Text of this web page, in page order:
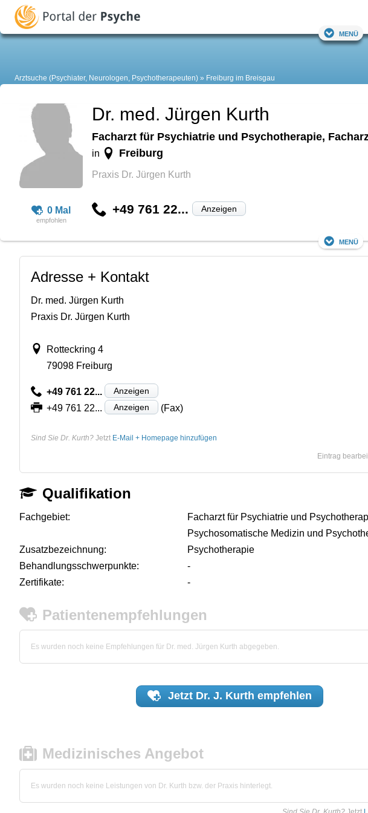
Menü
Arztsuche (Psychiater, Neurologen, Psychotherapeuten) Freiburg im Breisgau
0 Mal
Dr. med. Jürgen Kurth
Facharzt für Psychiatrie und Psychotherapie,
in Freiburg
Praxis Dr. Jürgen Kurth
+49 761 22... Anzeigen
Menü
Adresse + Kontakt
Dr. med. Jürgen Kurth
Praxis Dr. Jürgen Kurth
Rotteckring 4
79098 Freiburg
+49 761 22... Anzeigen
+49 761 22... Anzeigen (Fax)
Sind Sie Dr. Kurth? Jetzt E-Mail + Homepage hinzufügen
Eintrag
Qualifikation
Fachgebiet:
Facharzt für Psychiatrie und
Psychosomatische Medizin und
Zusatzbezeichnung:
Psychotherapie
Behandlungsschwerpunkte:
-
Zertifikate:
-
Patientenempfehlungen
Es wurden noch keine Empfehlungen für Dr. med. Jürgen Kurth abgegeben.
Jetzt Dr. J. Kurth empfehlen
Medizinisches Angebot
Es wurden noch keine Leistungen von Dr. Kurth bzw. der Praxis hinterlegt.